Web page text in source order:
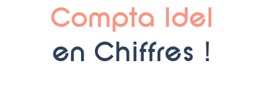
Compta Idel
en Chiffres !